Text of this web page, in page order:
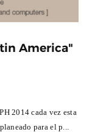
America"
2014 cada vez esta
para el p...